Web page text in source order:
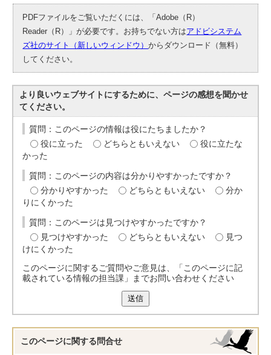
PDFファイルをご覧いただくには、「Adobe（R）
Reader（R）」が必要です。お持ちでない方はアドビシステム
ズ社のサイト（新しいウィンドウ）からダウンロード（無料）
してください。
より良いウェブサイトにするために、ページの感想を聞かせ
てください。
質問：このページの情報は役にたちましたか？
役に立った
どちらともいえない
役に立たな
かった
質問：このページの内容は分かりやすかったですか？
分かりやすかった
どちらともいえない
分か
りにくかった
質問：このページは見つけやすかったですか？
見つけやすかった
どちらともいえない
見つ
けにくかった
このページに関するご質問やご意見は、「このページに記
載されている情報の担当課」までお問い合わせください
送信
このページに関する 問合せ